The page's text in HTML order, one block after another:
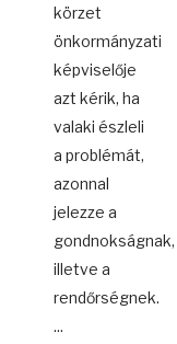
körzet
önkormányzati
képviselője
azt kérik, ha
valaki észleli
a problémát,
azonnal
jelezze a
gondnokságnak,
illetve a
rendőrségnek.
...